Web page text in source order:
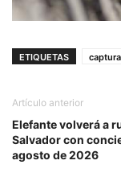
ETIQUETAS captura
Artículo anterior
Elefante volverá a
Salvador con
agosto de 2026